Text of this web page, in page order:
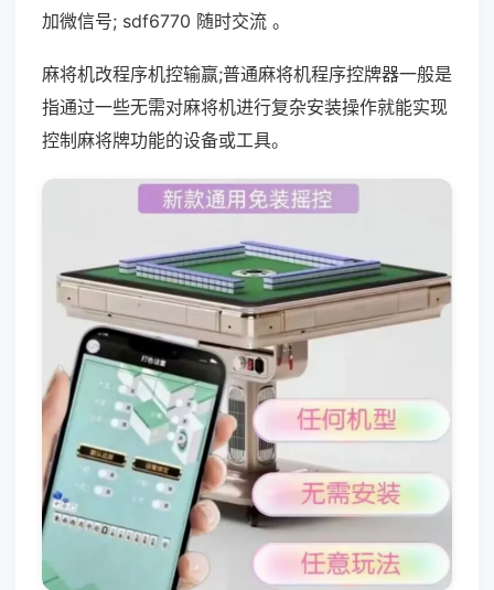
加微信号; sdf6770 随时交流 。
麻将机改程序机控输赢;普通麻将机程序控牌器一般是
指通过一些无需对麻将机进行复杂安装操作就能实现
控制麻将牌功能的设备或工具。